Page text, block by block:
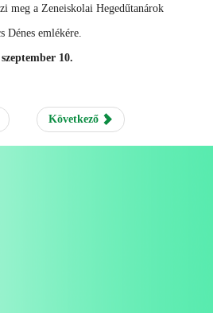
meg a Zeneiskolai Hegedűtanárok
Dénes emlékére.
10.
Következő